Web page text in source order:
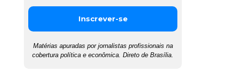
Matérias apuradas por jornalistas profissionais na
cobertura política e econômica. Direto de Brasília.